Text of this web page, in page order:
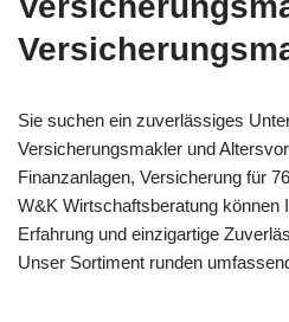
Sie suchen ein zuverlässiges
Versicherungsmakler und
Finanzanlagen, Versicherung für
W&K Wirtschaftsberatung können
Erfahrung und einzigartige
Unser Sortiment runden